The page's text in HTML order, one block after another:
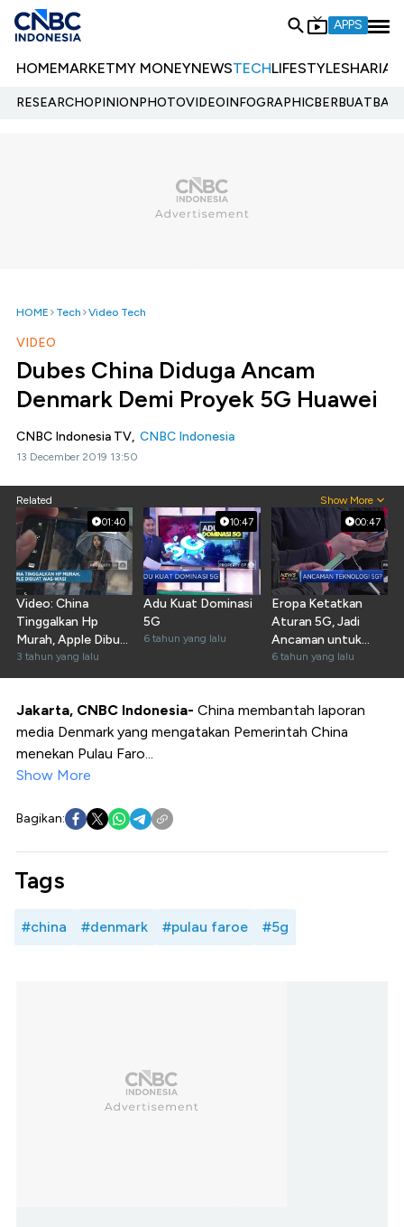
APPS
HOMEMARKETMY MONEYNEWSTECHLIFESTYLESHARIA
RESEARCHOPINIONPHOTOVIDEOINFOGRAPHIC
HOME Tech Video Tech
VIDEO
Dubes China Diduga Ancam
Denmark Demi Proyek 5G Huawei
CNBC Indonesia TV, CNBC Indonesia
13 December 2019 13:50
Related Show More
01:40
Video: China
Tinggalkan Hp
Murah, Apple Dibuat
Was-was!
3 tahun yang lalu
10:47
Adu Kuat Dominasi
5G
6 tahun yang lalu
00:47
Eropa Ketatkan
Aturan 5G, Jadi
Ancaman untuk
China?
6 tahun yang lalu
Jakarta, CNBC Indonesia- China membantah laporan
media Denmark yang mengatakan Pemerintah China
menekan Pulau Faro...
Show More
Bagikan:
Tags
#china #denmark #pulau faroe #5g